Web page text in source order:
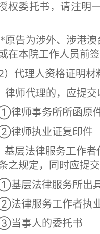
托书，请注明一
为涉外、涉港澳台
在本院工作人员前
代理人资格证明材
代理的，应提交
事务所所函原件（
执业证复印件
法律服务工作者
之规定，同时应提交
法律服务所出具
服务工作者执业
人的委托书